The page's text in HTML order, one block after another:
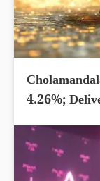
4.26%;